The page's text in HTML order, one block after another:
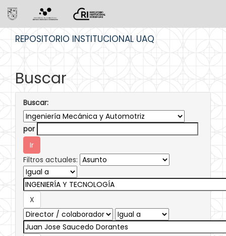
REPOSITORIO INSTITUCIONAL UAQ
Buscar
Buscar:
por
Filtros actuales: